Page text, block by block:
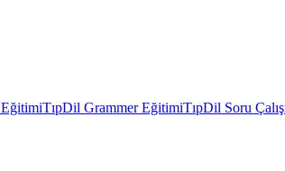
TıpDil Grammer EğitimiTıpDil Soru